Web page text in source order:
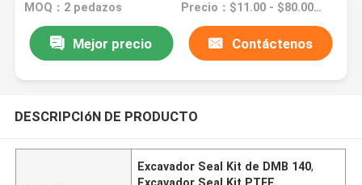
MOQ：2 pedazos Precio：$11.00 - $80.00/Pieces
Mejor precio Contáctenos
DESCRIPCIóN DE PRODUCTO
Excavador Seal Kit de DMB 140,
Excavador Seal Kit PTFE,